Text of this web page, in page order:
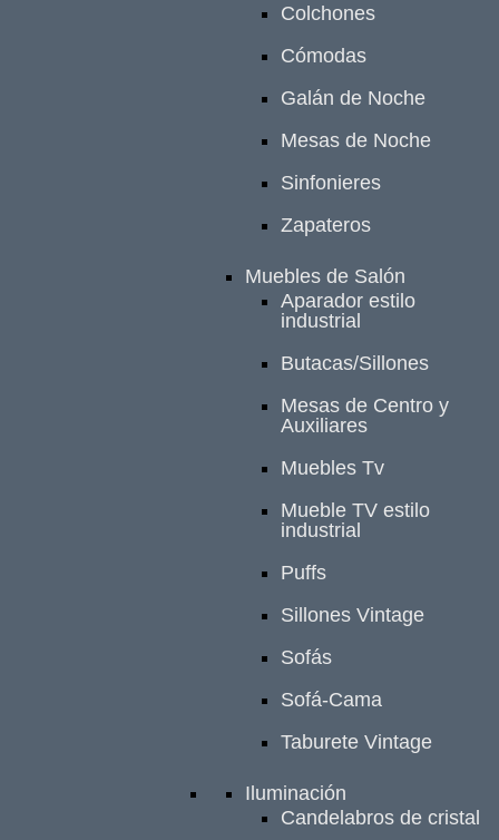
Colchones
Cómodas
Galán de Noche
Mesas de Noche
Sinfonieres
Zapateros
Muebles de Salón
Aparador estilo
industrial
Butacas/Sillones
Mesas de Centro y
Auxiliares
Muebles Tv
Mueble TV estilo
industrial
Puffs
Sillones Vintage
Sofás
Sofá-Cama
Taburete Vintage
Iluminación
Candelabros de cristal